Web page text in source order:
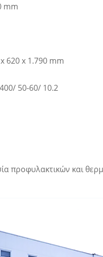
mm
620 x 1.790 mm
50-60/ 10.2
προφυλακτικών και